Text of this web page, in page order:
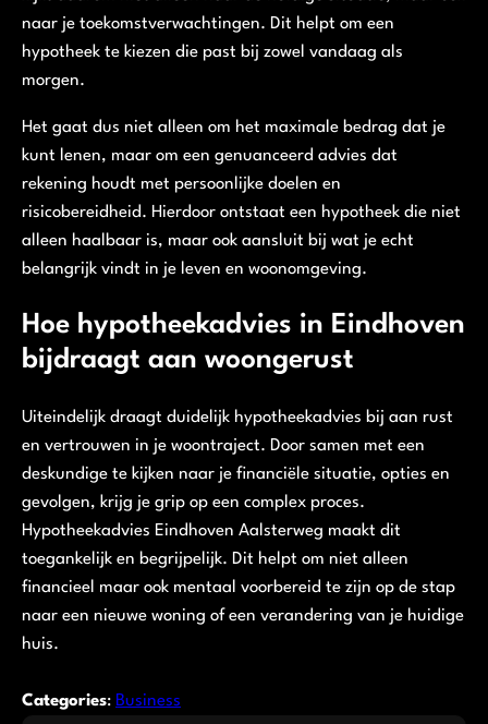
naar je toekomstverwachtingen. Dit helpt om een
hypotheek te kiezen die past bij zowel vandaag als
morgen.
Het gaat dus niet alleen om het maximale bedrag dat je
kunt lenen, maar om een genuanceerd advies dat
rekening houdt met persoonlijke doelen en
risicobereidheid. Hierdoor ontstaat een hypotheek die niet
alleen haalbaar is, maar ook aansluit bij wat je echt
belangrijk vindt in je leven en woonomgeving.
Hoe hypotheekadvies in Eindhoven
bijdraagt aan woongerust
Uiteindelijk draagt duidelijk hypotheekadvies bij aan rust
en vertrouwen in je woontraject. Door samen met een
deskundige te kijken naar je financiële situatie, opties en
gevolgen, krijg je grip op een complex proces.
Hypotheekadvies Eindhoven Aalsterweg maakt dit
toegankelijk en begrijpelijk. Dit helpt om niet alleen
financieel maar ook mentaal voorbereid te zijn op de stap
naar een nieuwe woning of een verandering van je huidige
huis.
Categories: Business